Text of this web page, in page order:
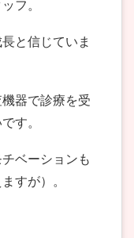
フ。
と信じていま
器で診療を受
す。
ベーションも
すが）。